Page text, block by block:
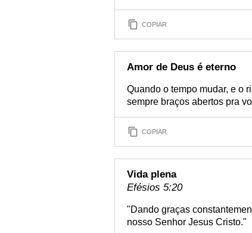
COPIAR
Amor de Deus é eterno
Quando o tempo mudar, e o
sempre braços abertos pra
COPIAR
Vida plena
Efésios 5:20
"Dando graças
nosso Senhor Jesus Cristo."